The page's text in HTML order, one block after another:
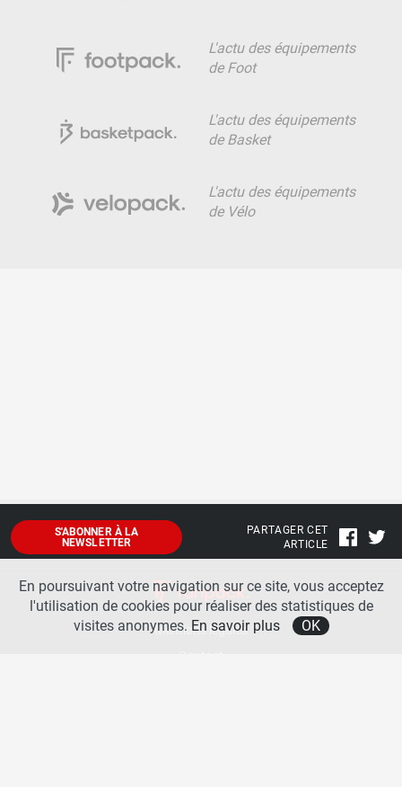
L'actu des équipements
de Foot
L'actu des équipements
de Basket
L'actu des équipements
de Vélo
S'ABONNER À LA
NEWSLETTER
PARTAGER CET
ARTICLE
Mentions légales
En poursuivant votre navigation sur ce site, vous acceptez
l'utilisation de cookies pour réaliser des statistiques de
visites anonymes. En savoir plus OK